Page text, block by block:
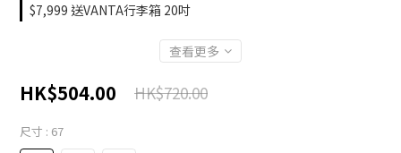
$7,999 送VANTA行李箱 20吋
查看更多
HK$504.00 HK$720.00
尺寸 : 67